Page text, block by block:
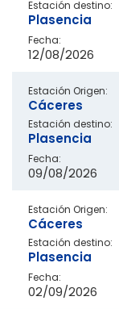
Estación destino:
Plasencia
Fecha:
12/08/2026
Estación Origen:
Cáceres
Estación destino:
Plasencia
Fecha:
09/08/2026
Estación Origen:
Cáceres
Estación destino:
Plasencia
Fecha:
02/09/2026